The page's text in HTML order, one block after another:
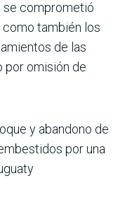
se comprometió
también los
de las
por omisión de
y abandono de
por una